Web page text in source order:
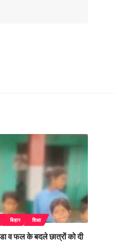
बिहार शिक्षा
व फल के बदले छात्रों को दी